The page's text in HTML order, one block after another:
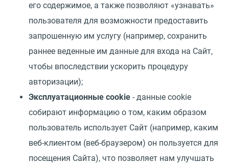
его содержимое, а также позволяют «узнавать»
пользователя для возможности предоставить
запрошенную им услугу (например, сохранить
раннее веденные им данные для входа на Сайт,
чтобы впоследствии ускорить процедуру
авторизации);
Эксплуатационные cookie - данные cookie
собирают информацию о том, каким образом
пользователь использует Сайт (например, каким
веб-клиентом (веб-браузером) он пользуется для
посещения Сайта), что позволяет нам улучшать